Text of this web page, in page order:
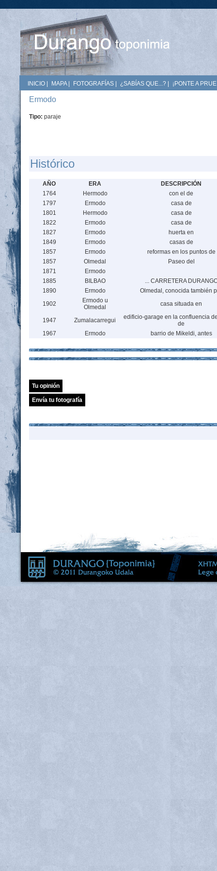
INICIO MAPA| FOTOGRAFÍAS ¿SABÍAS QUE...? ¡PONTE A
Ermodo
Tipo: paraje
Histórico
AÑO ERA
DESCRIPCIÓN
1764
Hermodo
con el de
1797
Ermodo
casa de
1801
Hermodo
casa de
1822
Ermodo
casa de
1827
Ermodo
huerta en
1849
Ermodo
casas de
1857
Ermodo
reformas en los puntos de
1857
Olmedal
Paseo del
1871
Ermodo
1885
BILBAO
... CARRETERA
1890
Ermodo
Olmedal, conocida también
1902
Ermodo u
Olmedal
casa situada en
1947 Zumalacarregui
edificio-garage en la confluencia
de
1967
Ermodo barrio de Mikeldi, antes
Tu opinión
Envía tu fotografía